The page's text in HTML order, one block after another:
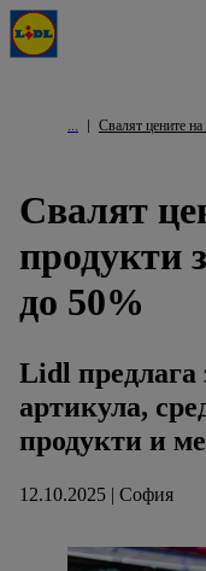
Свалят цените
Свалят
продукти
до 50%
Lidl предлага
артикула,
продукти и
12.10.2025 | София